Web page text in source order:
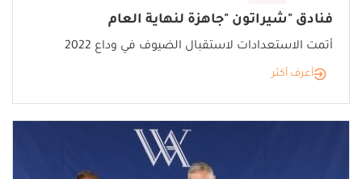
فنادق "شيراتون "جاهزة لنهاية العام
أتمت الاستعدادات لاستقبال الضيوف في وداع 2022
أعرف أكثر